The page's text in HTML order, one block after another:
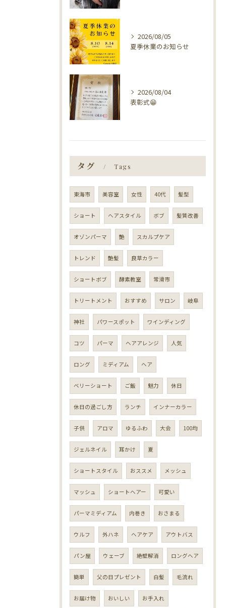
2026/08/05
夏季休業のお知らせ
2026/08/04
表彰式😁
タグ Tags
東海市 美容室 女性 40代 髪型
ショート ヘアスタイル ボブ 髪質改善
オゾンパーマ 艶 スカルプケア
トレンド 艶髪 良草カラー
ショートボブ 酵素教室 常滑市
トリートメント おすすめ サロン 岐阜
神社 パワースポット ワインディング
コツ パーマ ヘアアレンジ 人気
ロング ミディアム ヘア
ベリーショート ご飯 魅力 休日
休日の過ごし方 ランチ インナーカラー
子供 アロマ ゆるふわ 大会 100均
ジェルネイル 耳かけ 夏
ショートスタイル おススメ メッシュ
マッシュ ショートヘアー 可愛い
パーマミディアム 内巻き おさまる
ウルフ 外ハネ ヘアケア アウトバス
パン屋 ウェーブ 絶壁解消 ロングヘア
簡単 父の日プレゼント 白髪 毛流れ
お届け物 おいしい お手入れ